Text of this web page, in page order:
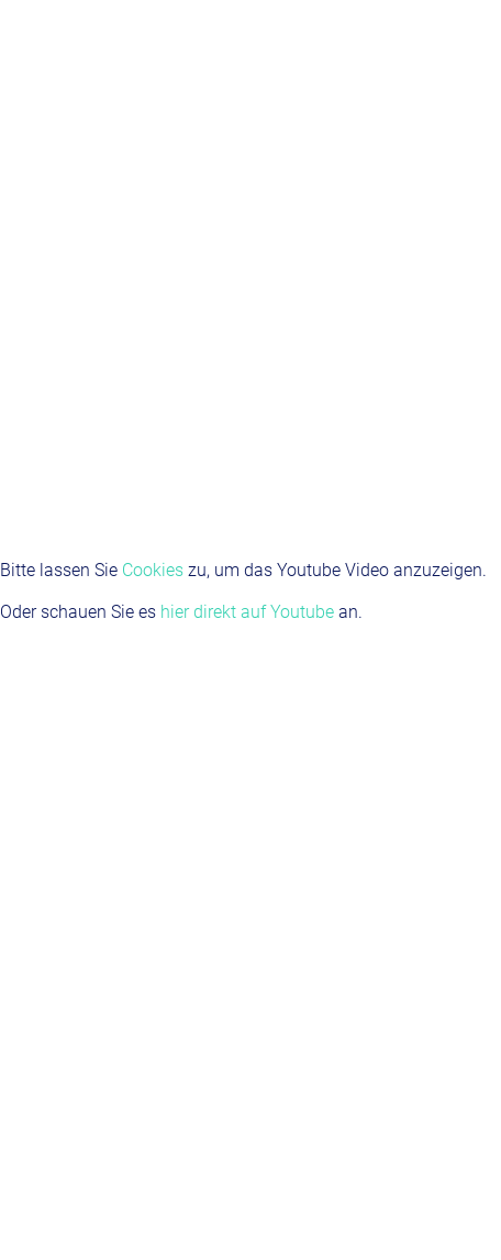
Bitte lassen Sie Cookies zu, um das Youtube Video anzuzeigen.
Oder schauen Sie es hier direkt auf Youtube an.